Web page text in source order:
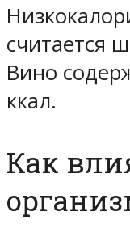
считается
Вино
ккал.
Как